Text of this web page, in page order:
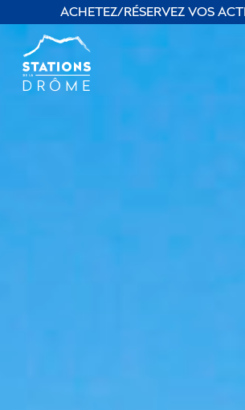
ACHETEZ/RÉSERVEZ VOS